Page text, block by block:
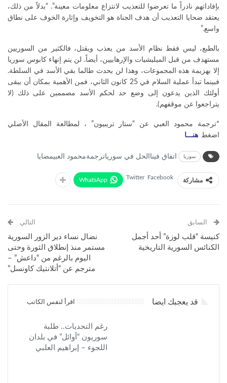
بإفاداتهم نادراً ما تعرضوا للتعذيب لانتزاع معلومات معينة”. “بدلاً من ذلك،
يعتقد ضحايا التعذيب أن هدف الجناة هو التخويف وإثارة الخوف على نطاق
واسع.”
بالطبع، ليس فقط نظام الأسد من يعذب ويقتل، فالكثير من السوريين
مستهدف من قبل الميليشيات والإرهابيين، أيضاً. لن يتم إنهاء كابوس سوريا
إلا بهزيمة هذه المجموعات، وهذا لن يحدث طالما بقي الأسد في السلطة.
فبينما تبدأ عملية السلام في 25 كانون الثاني، فمن الأهمية بمكان أن يبقى
أولئك الذين يدعون إلى وضع حد لحكم الأسد مصممين على ذلك (لا
يتراجعوا عن موقفهم).
*ترجمة محمود العبي عن “ستار تريبيون” ، لمطالعة المقال الأصلي
اضغط هنـــا
اتفاق فيناالحل في سورياترجمة سوريا محمود العبيمضايا
مشاركة Facebook
Twitter
WhatsApp
السابق
كنيسة “قلب لوزة” أحد أجمل
الكنائس السورية التاريخية
التالي
نضال نساء دير الزور السورية
مستمر منذ إنطلاق الثورة وحتى
اليوم بالرغم من “داعش” –
مترجم عن “أتلانتيك كاونسل”
قد يعجبك ايضا اقرأ لنفس الكاتب
رغم التحديات.. طلبة
سوريون “أوائل” في بلدان
اللجوء – إبراهيم العلبي